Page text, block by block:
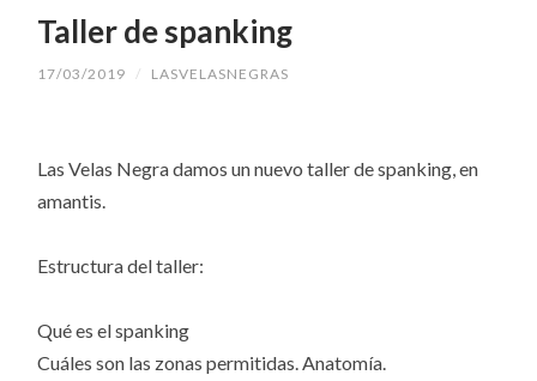
S
CONTENIDO
Taller de spanking
17/03/2019 / LASVELASNEGRAS
Las Velas Negra damos un nuevo taller de spanking, en
amantis.
Estructura del taller:
Qué es el spanking
Cuáles son las zonas permitidas. Anatomía.